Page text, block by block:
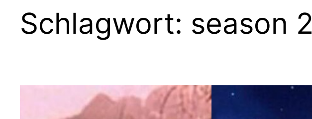
Schlagwort: season 2